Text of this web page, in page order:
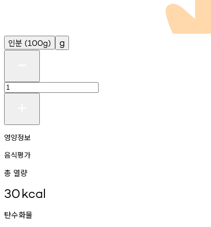
인분 (100g) g
영양정보
음식평가
총 열량
30kcal
탄수화물